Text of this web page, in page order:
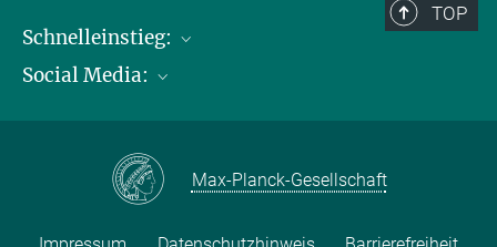
TOP
Schnelleinstieg:
Publikationen
Kontakt und Anfahrtsbeschreibung
Social Media:
Max-Planck-Gesellschaft